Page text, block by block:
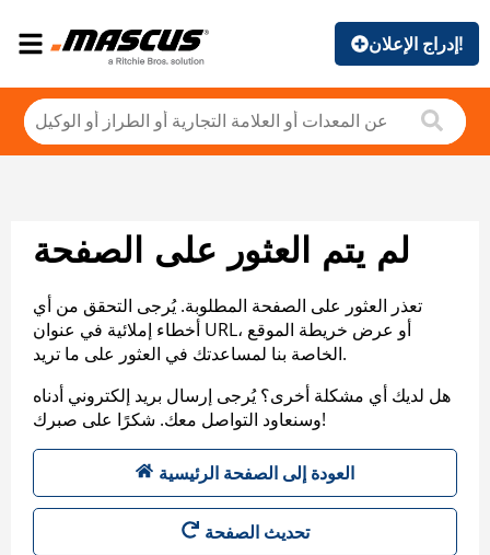
إدراج الإعلان!
لم يتم العثور على الصفحة
تعذر العثور على الصفحة المطلوبة. يُرجى التحقق من أي
أخطاء إملائية في عنوان URL، أو عرض خريطة الموقع
الخاصة بنا لمساعدتك في العثور على ما تريد.
هل لديك أي مشكلة أخرى؟ يُرجى إرسال بريد إلكتروني أدناه
وسنعاود التواصل معك. شكرًا على صبرك!
العودة إلى الصفحة الرئيسية
تحديث الصفحة